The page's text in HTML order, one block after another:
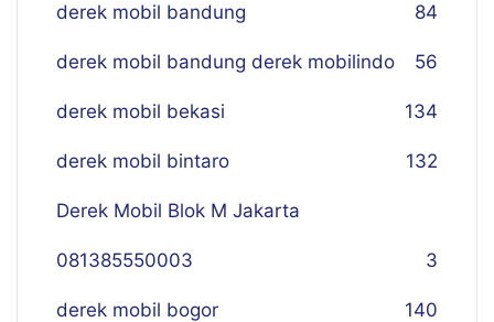
derek mobil bandung 84
derek mobil bandung derek mobilindo 56
derek mobil bekasi 134
derek mobil bintaro 132
Derek Mobil Blok M Jakarta
081385550003 3
derek mobil bogor 140